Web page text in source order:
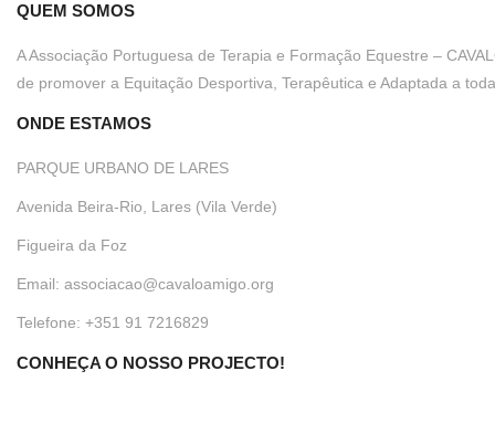
QUEM SOMOS
A Associação Portuguesa de Terapia e Formação Equestre –
de promover a Equitação Desportiva, Terapêutica e Adaptada a
ONDE ESTAMOS
PARQUE URBANO DE LARES
Avenida Beira-Rio, Lares (Vila Verde)
Figueira da Foz
Email: associacao@cavaloamigo.org
Telefone: +351 91 7216829
CONHEÇA O NOSSO PROJECTO!